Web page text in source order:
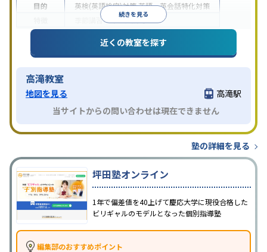
続きを見る
目的
英検(英語検定)対策英語・英会話特化対策
季節講習のみの受講可
近くの教室を探す
高滝教室
地図を見る
高滝駅
当サイトからの問い合わせは現在できません
塾の詳細を見る
坪田塾オンライン
1年で偏差値を40上げて慶応大学に現役合格した
ビリギャルのモデルとなった個別指導塾
編集部のおすすめポイント